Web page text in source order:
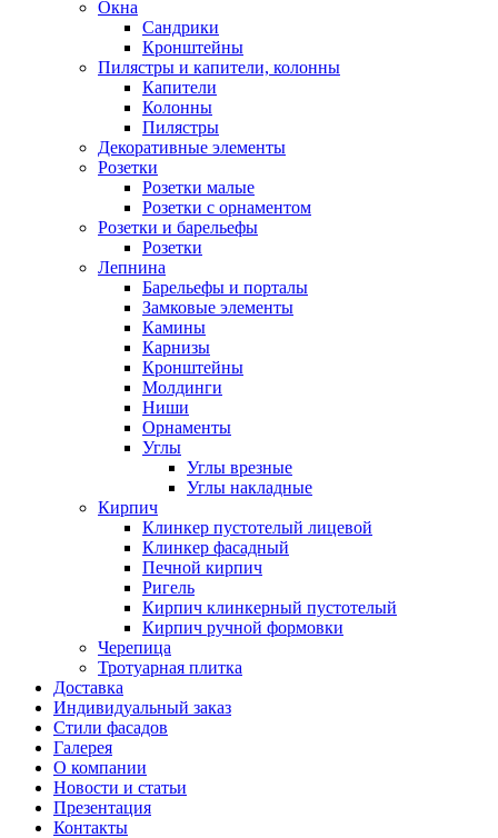
Окна
Сандрики
Кронштейны
Пилястры и капители, колонны
Капители
Колонны
Пилястры
Декоративные элементы
Розетки
Розетки малые
Розетки с орнаментом
Розетки и барельефы
Розетки
Лепнина
Барельефы и порталы
Замковые элементы
Камины
Карнизы
Кронштейны
Молдинги
Ниши
Орнаменты
Углы
Углы врезные
Углы накладные
Кирпич
Клинкер пустотелый лицевой
Клинкер фасадный
Печной кирпич
Ригель
Кирпич клинкерный пустотелый
Кирпич ручной формовки
Черепица
Тротуарная плитка
Доставка
Индивидуальный заказ
Стили фасадов
Галерея
О компании
Новости и статьи
Презентация
Контакты